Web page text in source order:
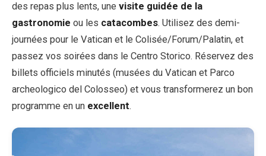
des repas plus lents, une visite guidée de la
gastronomie ou les catacombes. Utilisez des demi-
journées pour le Vatican et le Colisée/Forum/Palatin, et
passez vos soirées dans le Centro Storico. Réservez des
billets officiels minutés (musées du Vatican et Parco
archeologico del Colosseo) et vous transformerez un bon
programme en un excellent.